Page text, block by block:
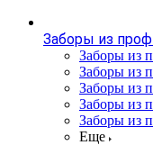
Заборы из
Заборы из
Заборы из
Заборы из
Заборы из
Заборы из
Еще